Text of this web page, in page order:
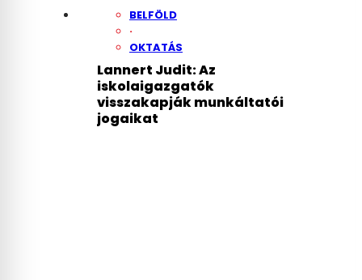
BELFÖLD
·
OKTATÁS
Lannert Judit: Az
iskolaigazgatók
visszakapják munkáltatói
jogaikat